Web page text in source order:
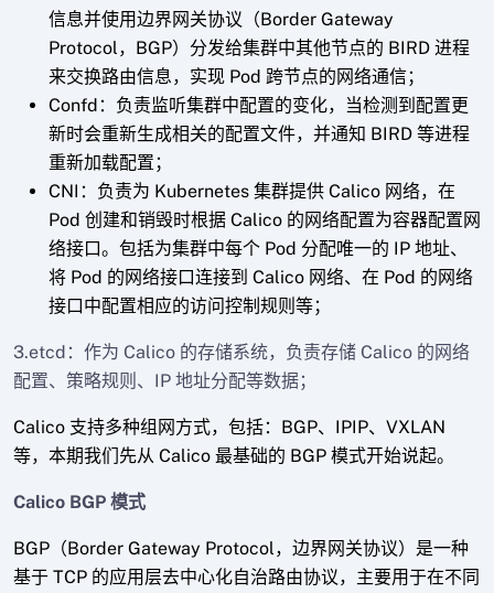
信息并使用边界网关协议（Border Gateway
Protocol，BGP）分发给集群中其他节点的 BIRD 进程
来交换路由信息，实现 Pod 跨节点的网络通信；
Confd：负责监听集群中配置的变化，当检测到配置更
新时会重新生成相关的配置文件，并通知 BIRD 等进程
重新加载配置；
CNI：负责为 Kubernetes 集群提供 Calico 网络，在
Pod 创建和销毁时根据 Calico 的网络配置为容器配置网
络接口。包括为集群中每个 Pod 分配唯一的 IP 地址、
将 Pod 的网络接口连接到 Calico 网络、在 Pod 的网络
接口中配置相应的访问控制规则等；
3.etcd：作为 Calico 的存储系统，负责存储 Calico 的网络
配置、策略规则、IP 地址分配等数据；
Calico 支持多种组网方式，包括：BGP、IPIP、VXLAN
等，本期我们先从 Calico 最基础的 BGP 模式开始说起。
Calico BGP 模式
BGP（Border Gateway Protocol，边界网关协议）是一种
基于 TCP 的应用层去中心化自治路由协议，主要用于在不同